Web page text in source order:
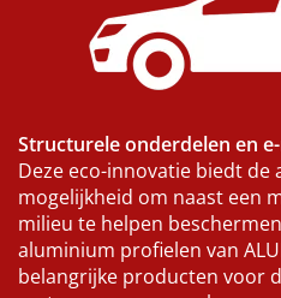
Structurele onderdelen en
Deze eco-innovatie biedt
mogelijkheid om naast een
milieu te helpen
aluminium profielen van
belangrijke producten voor